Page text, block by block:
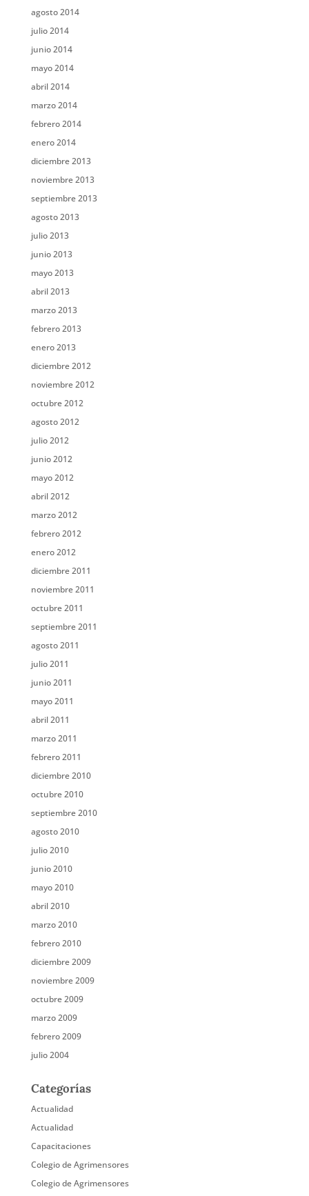
agosto 2014
julio 2014
junio 2014
mayo 2014
abril 2014
marzo 2014
febrero 2014
enero 2014
diciembre 2013
noviembre 2013
septiembre 2013
agosto 2013
julio 2013
junio 2013
mayo 2013
abril 2013
marzo 2013
febrero 2013
enero 2013
diciembre 2012
noviembre 2012
octubre 2012
agosto 2012
julio 2012
junio 2012
mayo 2012
abril 2012
marzo 2012
febrero 2012
enero 2012
diciembre 2011
noviembre 2011
octubre 2011
septiembre 2011
agosto 2011
julio 2011
junio 2011
mayo 2011
abril 2011
marzo 2011
febrero 2011
diciembre 2010
octubre 2010
septiembre 2010
agosto 2010
julio 2010
junio 2010
mayo 2010
abril 2010
marzo 2010
febrero 2010
diciembre 2009
noviembre 2009
octubre 2009
marzo 2009
febrero 2009
julio 2004
Categorías
Actualidad
Actualidad
Capacitaciones
Colegio de Agrimensores
Colegio de Agrimensores